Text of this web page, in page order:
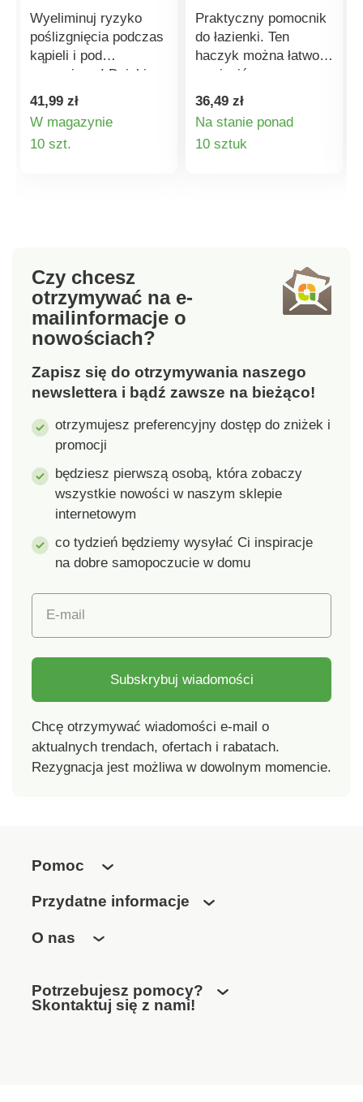
Wyeliminuj ryzyko
poślizgnięcia podczas
kąpieli i pod
prysznicem! Dzięki
setkom przyssawek
maty te zapewniają
solidne podłoże pod
stopami. Wytrzymały
41,99 zł
W magazynie
10 szt.
Praktyczny pomocnik
do łazienki. Ten
haczyk można łatwo
zawiesić na
kaloryferze, aby
uzyskać dodatkowe
miejsce na ręczniki
lub przybory
36,49 zł
Na stanie ponad
10 sztuk
Czy chcesz
otrzymywać na e-
mailinformacje o
nowościach?
Zapisz się do otrzymywania naszego
newslettera i bądź zawsze na bieżąco!
otrzymujesz preferencyjny dostęp do zniżek i
promocji
będziesz pierwszą osobą, która zobaczy
wszystkie nowości w naszym sklepie
internetowym
co tydzień będziemy wysyłać Ci inspiracje
na dobre samopoczucie w domu
E-mail
Subskrybuj wiadomości
Chcę otrzymywać wiadomości e-mail o
aktualnych trendach, ofertach i rabatach.
Rezygnacja jest możliwa w dowolnym momencie.
Pomoc
Przydatne informacje
O nas
Potrzebujesz pomocy?
Skontaktuj się z nami!